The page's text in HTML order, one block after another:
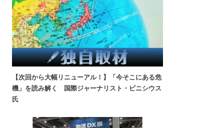
【次回から大幅リニューアル！】「今そこにある危
機」を読み解く 国際ジャーナリスト・ビニシウス
氏